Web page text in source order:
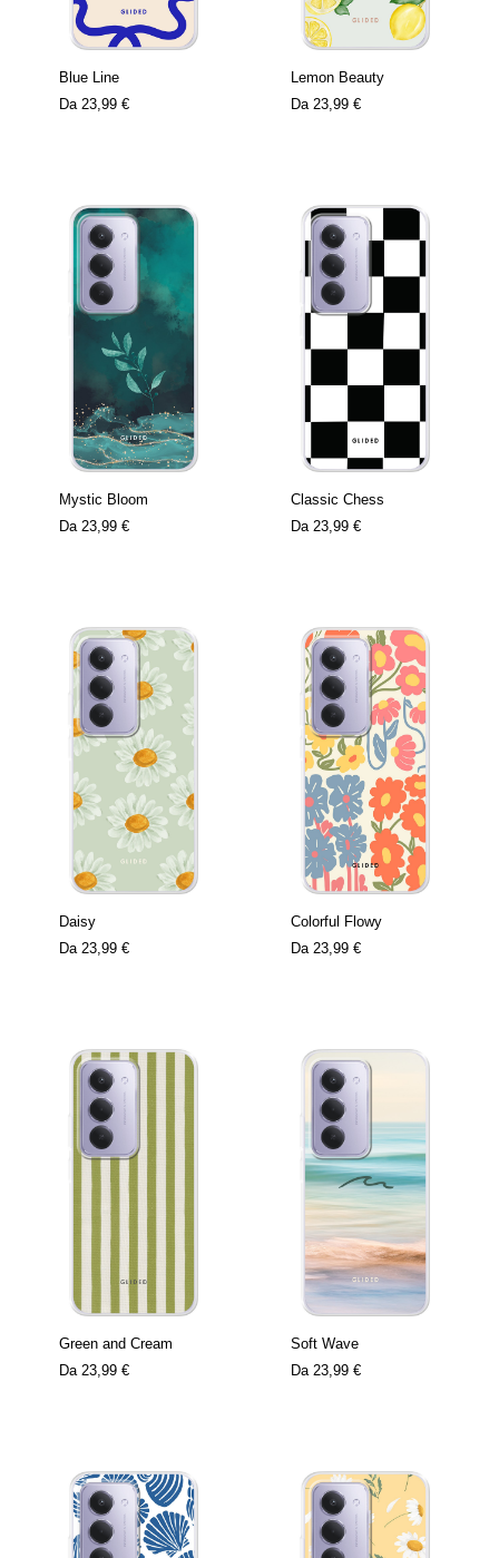
Blue Line
Da 23,99 €
Lemon Beauty
Da 23,99 €
Mystic Bloom
Da 23,99 €
Classic Chess
Da 23,99 €
Daisy
Da 23,99 €
Colorful Flowy
Da 23,99 €
Green and Cream
Da 23,99 €
Soft Wave
Da 23,99 €